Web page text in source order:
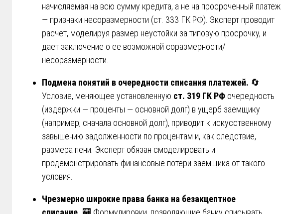
начисляемая на всю сумму кредита, а не на просроченный платеж
— признаки несоразмерности (ст. 333 ГК РФ). Эксперт проводит
расчет, моделируя размер неустойки за типовую просрочку, и
дает заключение о ее возможной соразмерности/
несоразмерности.
Подмена понятий в очередности списания платежей. 🔄
Условие, меняющее установленную ст. 319 ГК РФ очередность
(издержки — проценты — основной долг) в ущерб заемщику
(например, сначала основной долг), приводит к искусственному
завышению задолженности по процентам и, как следствие,
размера пени. Эксперт обязан смоделировать и
продемонстрировать финансовые потери заемщика от такого
условия.
Чрезмерно широкие права банка на безакцептное